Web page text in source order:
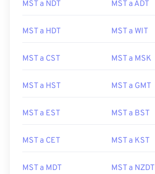
MST a NDT MST a ADT
MST a HDT MST a WIT
MST a CST MST a MSK
MST a HST MST a GMT
MST a EST MST a BST
MST a CET MST a KST
MST a MDT MST a NZDT